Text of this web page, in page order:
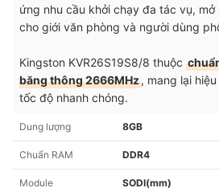
ứng nhu cầu khởi chạy đa tác vụ,
cho giới văn phòng và người dùng
Kingston KVR26S19S8/8 thuộc
băng thông 2666MHz, mang lại
tốc độ nhanh chóng.
Dung lượng 8GB
Chuẩn RAM DDR4
Module SODI(mm)